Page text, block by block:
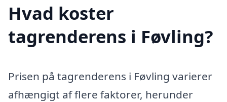
Hvad koster
tagrenderens i Føvling?
Prisen på tagrenderens i Føvling varierer
afhængigt af flere faktorer, herunder